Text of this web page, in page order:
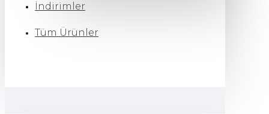
İndirimler
Tüm Ürünler